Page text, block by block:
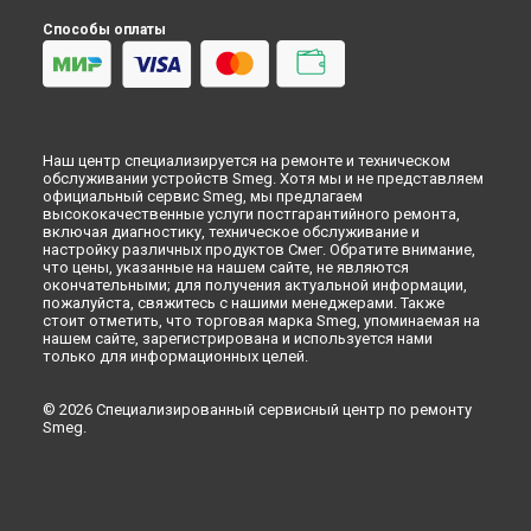
Красноярске
Замена ручек терморегулятора духового шкафа Smeg в
Перми
Кирове
Замена ручек терморегулятора духового шкафа Smeg в
Оренбурге
Замена ручек терморегулятора духового шкафа Smeg в
Кемерово
Замена ручек терморегулятора духового шкафа Smeg в
Новокузнецке
Замена ручек терморегулятора духового шкафа Smeg в
Рязани
Астрахани
Замена ручек терморегулятора духового шкафа Smeg в
Способы оплаты
Наш центр специализируется на ремонте и техническом
обслуживании устройств Smeg. Хотя мы и не представляем
официальный сервис Smeg, мы предлагаем
высококачественные услуги постгарантийного ремонта,
включая диагностику, техническое обслуживание и
настройку различных продуктов Смег. Обратите внимание,
что цены, указанные на нашем сайте, не являются
окончательными; для получения актуальной информации,
пожалуйста, свяжитесь с нашими менеджерами. Также
стоит отметить, что торговая марка Smeg, упоминаемая на
нашем сайте, зарегистрирована и используется нами
только для информационных целей.
© 2026 Специализированный сервисный центр по ремонту
Smeg.